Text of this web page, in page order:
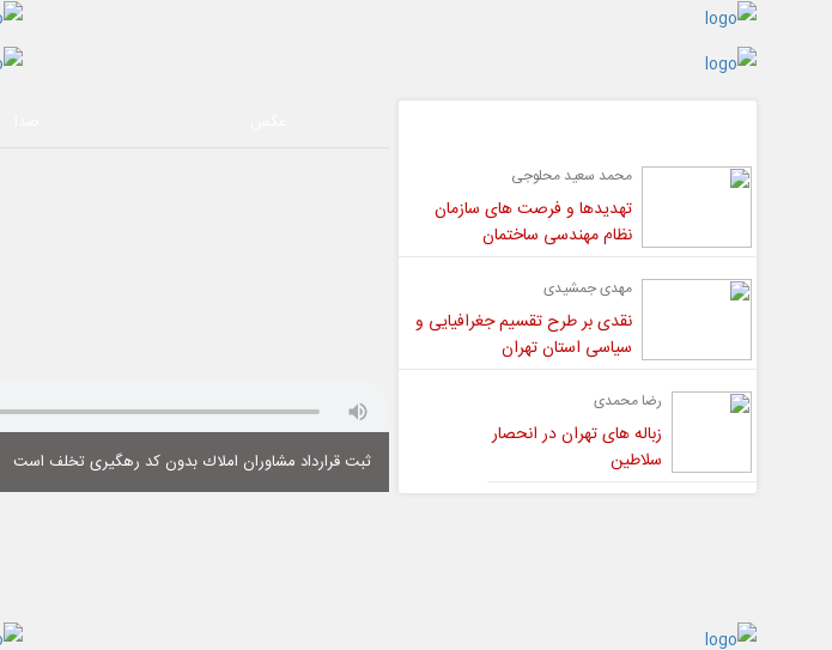
محمد سعید محلوجی
تهدیدها و فرصت های سازمان
نظام مهندسی ساختمان
مهدی جمشیدی
نقدی بر طرح تقسیم جغرافیایی و
سیاسی استان تهران
رضا محمدی
زباله های تهران در انحصار
سلاطین
ثبت قرارداد مشاوران املاك بدون كد رهگیری تخلف است